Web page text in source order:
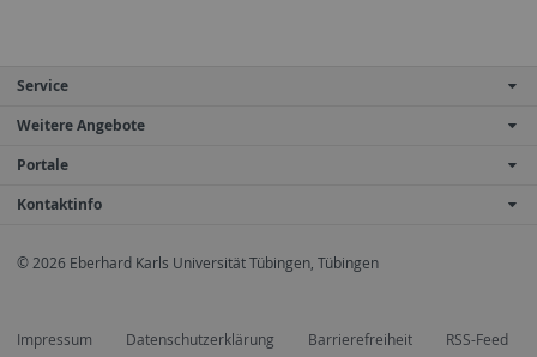
Service
Weitere Angebote
Portale
Kontaktinfo
© 2026 Eberhard Karls Universität Tübingen, Tübingen
Impressum Datenschutzerklärung Barrierefreiheit RSS-Feed